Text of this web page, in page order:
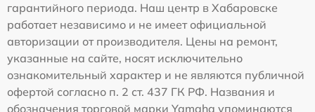
гарантийного периода. Наш центр в Хабаровске
работает независимо и не имеет официальной
авторизации от производителя. Цены на ремонт,
указанные на сайте, носят исключительно
ознакомительный характер и не являются публичной
офертой согласно п. 2 ст. 437 ГК РФ. Названия и
обозначения торговой марки Yamaha упоминаются